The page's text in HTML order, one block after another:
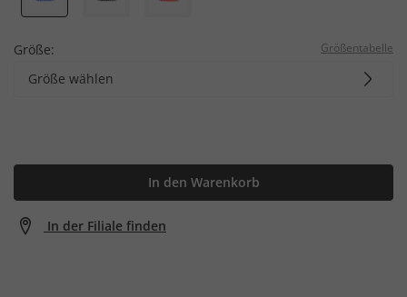
Größe: Größentabelle
Größe wählen
In den Warenkorb
In der Filiale finden